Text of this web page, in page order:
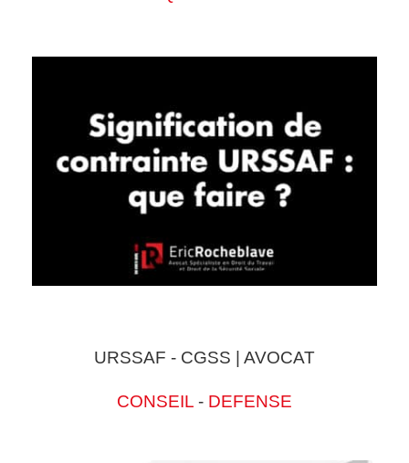
URSSAF - CGSS | AVOCAT
CONSEIL - DEFENSE